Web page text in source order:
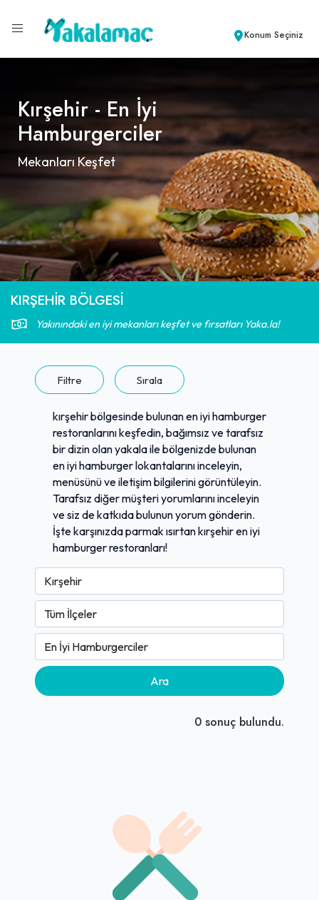
Konum Seçiniz
Kırşehir - En İyi
Hamburgerciler
Mekanları Keşfet
KIRŞEHIR BÖLGESI
Yakınındaki en iyi mekanları keşfet ve fırsatları Yaka.la!
Filtre Sırala
kırşehir bölgesinde bulunan en iyi hamburger
restoranlarını keşfedin, bağımsız ve tarafsız
bir dizin olan yakala ile bölgenizde bulunan
en iyi hamburger lokantalarını inceleyin,
menüsünü ve iletişim bilgilerini görüntüleyin.
Tarafsız diğer müşteri yorumlarını inceleyin
ve siz de katkıda bulunun yorum gönderin.
İşte karşınızda parmak ısırtan kırşehir en iyi
hamburger restoranları!
Ara
0 sonuç bulundu.